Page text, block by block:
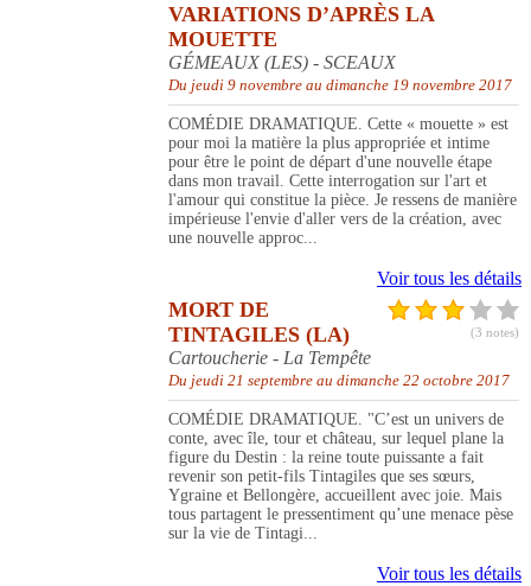
VARIATIONS D’APRÈS LA
MOUETTE
GÉMEAUX (LES) - SCEAUX
Du jeudi 9 novembre au dimanche 19 novembre 2017
COMÉDIE DRAMATIQUE. Cette « mouette » est
pour moi la matière la plus appropriée et intime
pour être le point de départ d'une nouvelle étape
dans mon travail. Cette interrogation sur l'art et
l'amour qui constitue la pièce. Je ressens de manière
impérieuse l'envie d'aller vers de la création, avec
une nouvelle approc...
Voir tous les détails
(3 notes)
MORT DE
TINTAGILES (LA)
Cartoucherie - La Tempête
Du jeudi 21 septembre au dimanche 22 octobre 2017
COMÉDIE DRAMATIQUE. "C’est un univers de
conte, avec île, tour et château, sur lequel plane la
figure du Destin : la reine toute puissante a fait
revenir son petit-fils Tintagiles que ses sœurs,
Ygraine et Bellongère, accueillent avec joie. Mais
tous partagent le pressentiment qu’une menace pèse
sur la vie de Tintagi...
Voir tous les détails